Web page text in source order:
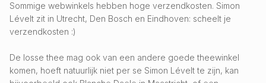
Sommige webwinkels hebben hoge verzendkosten. Simon
Lévelt zit in Utrecht, Den Bosch en Eindhoven: scheelt je
verzendkosten :)
De losse thee mag ook van een andere goede theewinkel
komen, hoeft natuurlijk niet per se Simon Lévelt te zijn, kan